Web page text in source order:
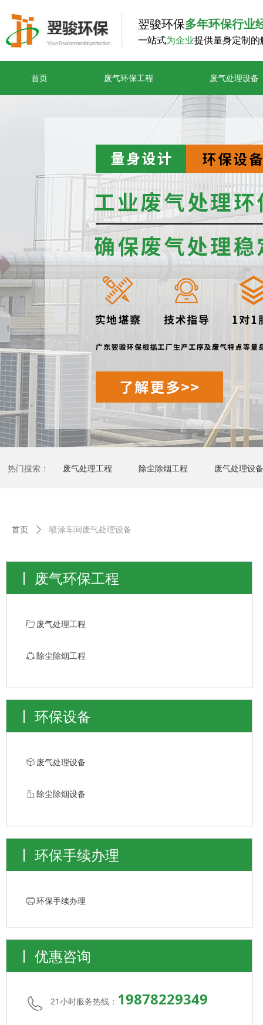
首页 废气环保工程 废气处理设备
翌骏环保多年环保行业
一站式为企业提供量身定制的
首页 ꄲ 喷涂车间废气处理设备
ꄁ 废气处理工程
ꁢ 除尘除烟工程
废气环保工程
优惠咨询
21小时服务热线： 19878229349
环保设备
ꁦ 废气处理设备
ꀶ 除尘除烟设备
环保手续办理
ꁧ 环保手续办理
热门搜索： 废气处理工程 除尘除烟工程 废气处理设